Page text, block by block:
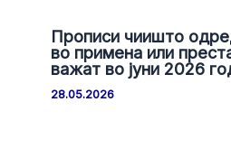
Прописи чиишто
во примена или
важат во јуни 2026
28.05.2026